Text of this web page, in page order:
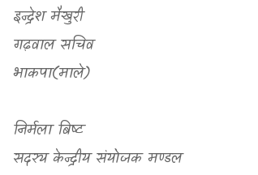
इन्द्रेश मैखुरी
गढ़वाल सचिव
भाकपा(माले)
निर्मला बिष्ट
सदस्य केन्द्रीय संयोजक मण्डल